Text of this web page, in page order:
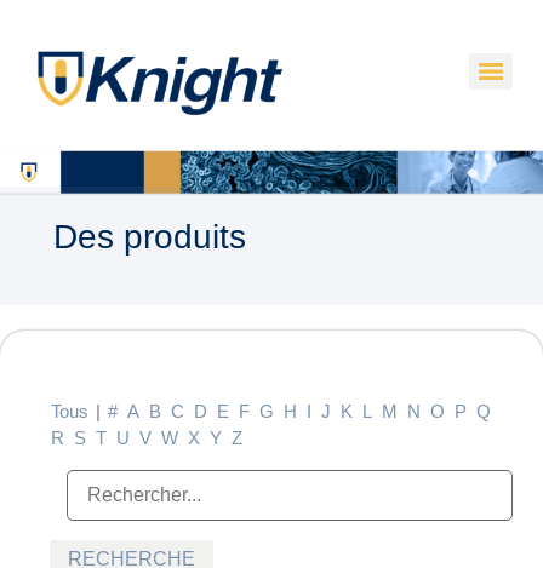
Des produits
Tous | # A B C D E F G H I J K L M N O P Q
R S T U V W X Y Z